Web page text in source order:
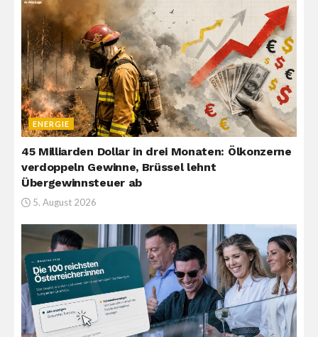
ENERGIE
45 Milliarden Dollar in drei Monaten: Ölkonzerne
verdoppeln Gewinne, Brüssel lehnt
Übergewinnsteuer ab
5. August 2026